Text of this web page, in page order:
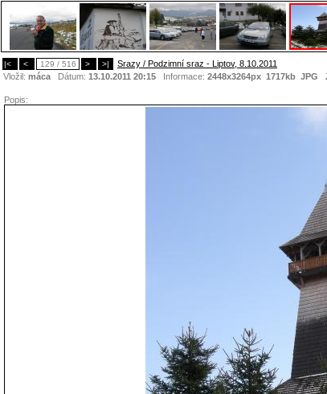
|< < 129 / 516 > >|
Srazy / Podzimní sraz - Liptov, 8.10.2011
Vložil: máca Dátum: 13.10.2011 20:15 Informace: 2448x3264px 1717kb JPG
Popis: